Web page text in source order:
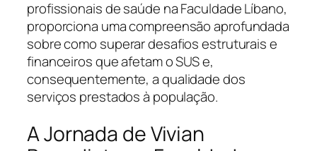
profissionais de saúde na Faculdade Líbano,
proporciona uma compreensão aprofundada
sobre como superar desafios estruturais e
financeiros que afetam o SUS e,
consequentemente, a qualidade dos
serviços prestados à população.
A Jornada de Vivian